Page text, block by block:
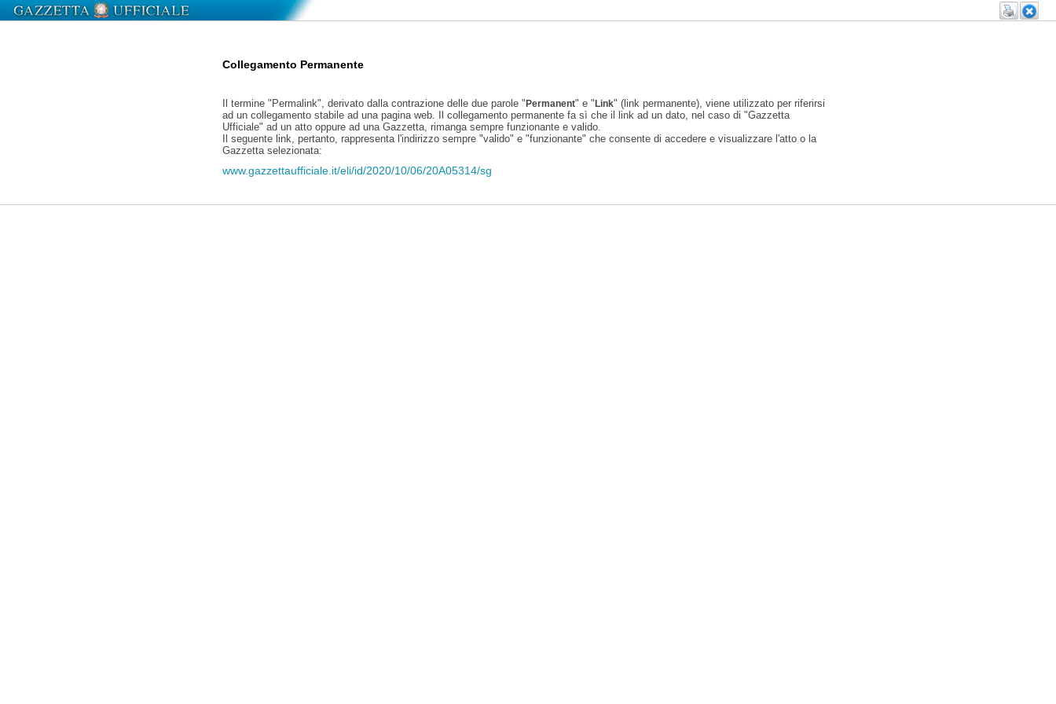
Collegamento Permanente
Il termine "Permalink", derivato dalla contrazione delle due parole "Permanent" e "Link" (link permanente), viene utilizzato per riferirsi
ad un collegamento stabile ad una pagina web. Il collegamento permanente fa sì che il link ad un dato, nel caso di "Gazzetta
Ufficiale" ad un atto oppure ad una Gazzetta, rimanga sempre funzionante e valido.
Il seguente link, pertanto, rappresenta l'indirizzo sempre "valido" e "funzionante" che consente di accedere e visualizzare l'atto o la
Gazzetta selezionata:
www.gazzettaufficiale.it/eli/id/2020/10/06/20A05314/sg